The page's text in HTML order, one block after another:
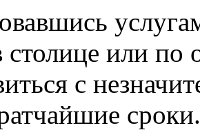
столице или по
с
сроки.